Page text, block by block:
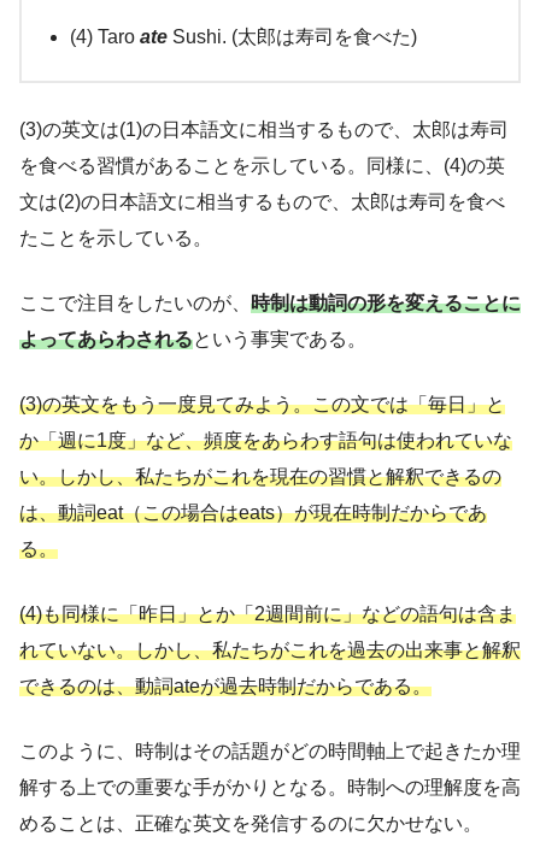
(4) Taro ate Sushi. (太郎は寿司を食べた)
(3)の英文は(1)の日本語文に相当するもので、太郎は寿司
を食べる習慣があることを示している。同様に、(4)の英
文は(2)の日本語文に相当するもので、太郎は寿司を食べ
たことを示している。
ここで注目をしたいのが、 時制は動詞の形を変えることに
よってあらわされるという事実である。
(3)の英文をもう一度見てみよう。この文では「毎日」と
か「週に1度」など、頻度をあらわす語句は使われていな
い。しかし、私たちがこれを現在の習慣と解釈できるの
は、動詞eat（この場合はeats）が現在時制だからであ
る。
(4)も同様に「昨日」とか「2週間前に」などの語句は含ま
れていない。しかし、私たちがこれを過去の出来事と解釈
できるのは、動詞ateが過去時制だからである。
このように、時制はその話題がどの時間軸上で起きたか理
解する上での重要な手がかりとなる。時制への理解度を高
めることは、正確な英文を発信するのに欠かせない。